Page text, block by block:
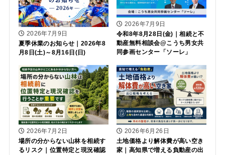
2026年7月9日
夏季休業のお知らせ｜2026年8
月8日(土)～8月16日(日)
2026年7月9日
令和8年8月28日(金)｜相続と不
動産無料相談会@こうち男女共
同参画センター「ソーレ」
2026年7月2日
場所の分からない山林を相続す
るリスク｜位置特定と現況確認
2026年6月26日
土地価格より解体費が高い空き
家｜高知県で増える負動産の出